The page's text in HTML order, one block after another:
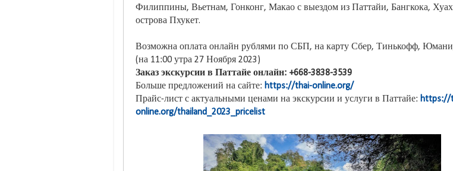
Филиппины, Вьетнам, Гонконг, Макао с выездом из Паттайи, Бангкока,
острова Пхукет.
Возможна оплата онлайн рублями по СБП, на карту Сбер, Тинькофф,
(на 11:00 утра 27 Ноября 2023)
Заказ экскурсии в Паттайе онлайн: +668-3838-3539
Больше предложений на сайте: https://thai-online.org/
Прайс-лист с актуальными ценами на экскурсии и услуги в Паттайе: https://
online.org/thailand_2023_pricelist